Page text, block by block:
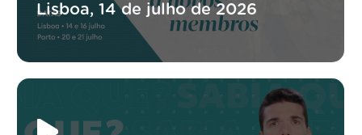
Lisboa, 14 de julho de 2026